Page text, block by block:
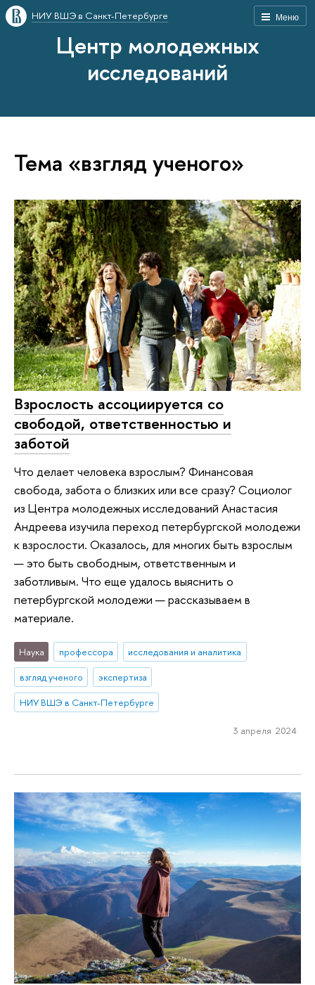
Меню
НИУ ВШЭ в Санкт-Петербурге
Центр молодежных
исследований
Тема «взгляд ученого»
Взрослость ассоциируется со
свободой, ответственностью и
заботой
Что делает человека взрослым? Финансовая
свобода, забота о близких или все сразу? Социолог
из Центра молодежных исследований Анастасия
Андреева изучила переход петербургской молодежи
к взрослости. Оказалось, для многих быть взрослым
— это быть свободным, ответственным и
заботливым. Что еще удалось выяснить о
петербургской молодежи — рассказываем в
материале.
Наука профессора
исследования и аналитика
взгляд ученого
экспертиза
НИУ ВШЭ в Санкт-Петербурге
3 апреля 2024